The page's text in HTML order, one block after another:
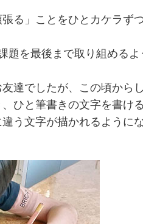
る」ことをひとカケラず
題を最後まで取り組めるよ
達でしたが、この頃から
ひと筆書きの文字を書け
う文字が描かれるように